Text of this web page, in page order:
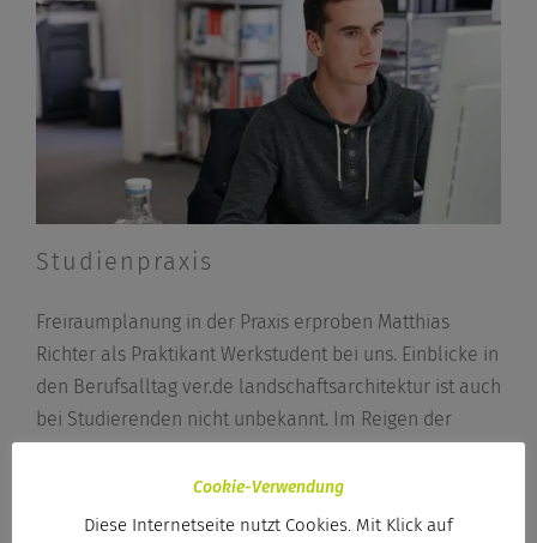
Studienpraxis
Freiraumplanung in der Praxis erproben Matthias
Richter als Praktikant Werkstudent bei uns. Einblicke in
den Berufsalltag ver.de landschaftsarchitektur ist auch
bei Studierenden nicht unbekannt. Im Reigen der
[...]Cookie-Verwendung
Diese Internetseite nutzt Cookies. Mit Klick auf